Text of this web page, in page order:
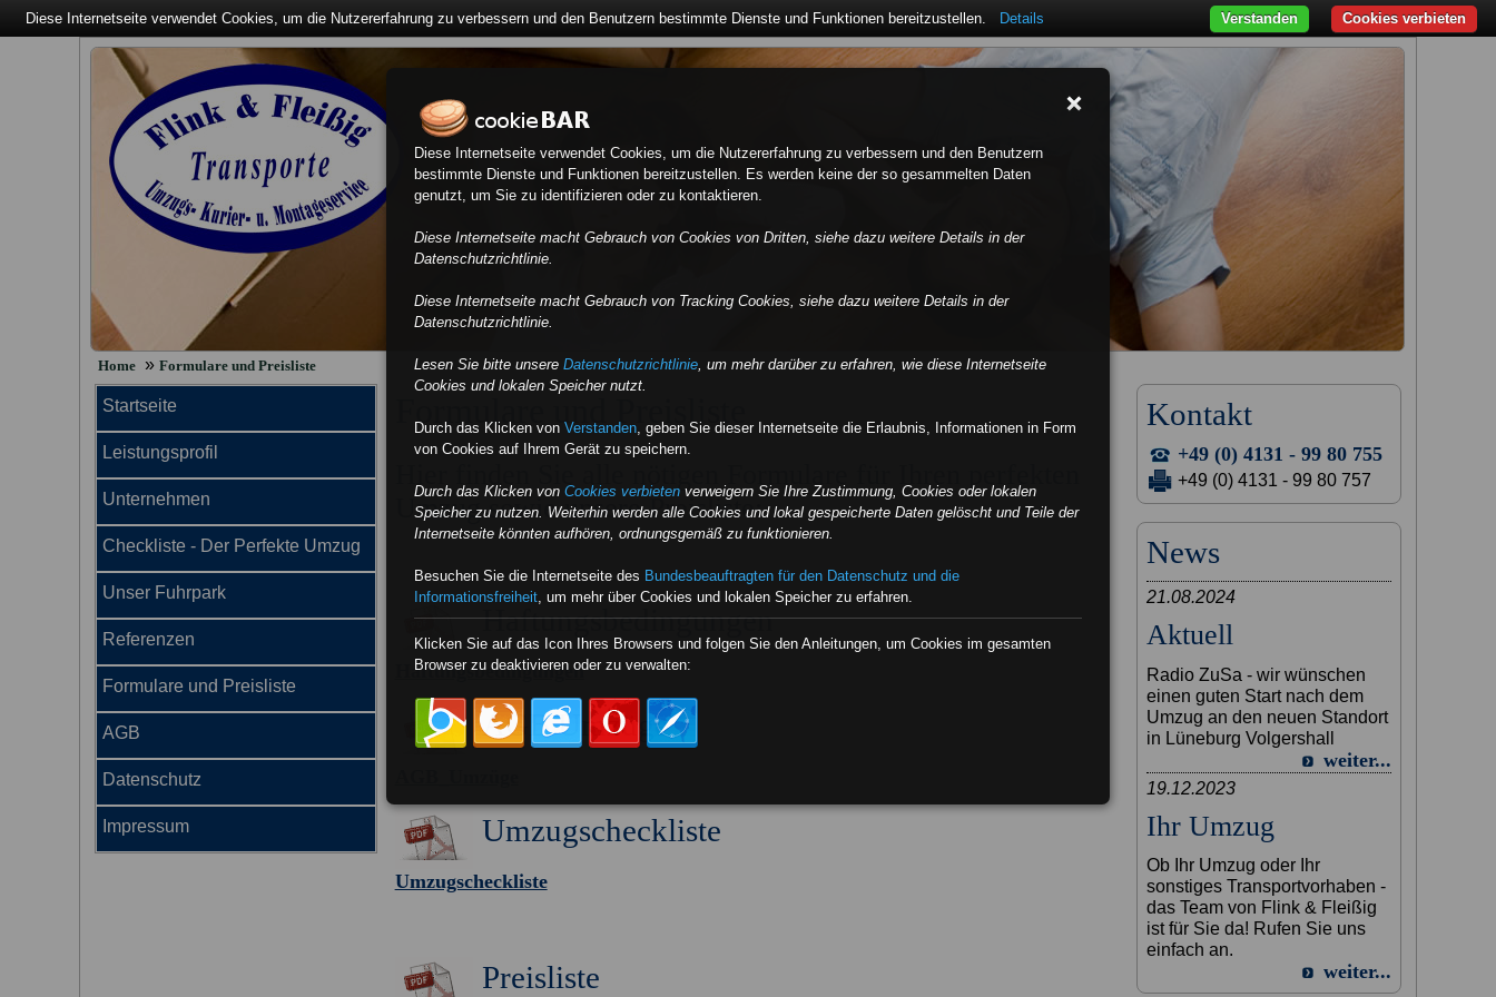
Home » Formulare und Preisliste
Startseite
Leistungsprofil
Unternehmen
Checkliste - Der Perfekte Umzug
Unser Fuhrpark
Referenzen
Formulare und Preisliste
AGB
Datenschutz
Impressum
Umzug sowie unsere Preisliste:
Haftungsbedingungen
Haftungsbedingungen
AGB Umzüge
Umzugscheckliste
Umzugscheckliste
Preisliste
Kontakt
+49 (0) 4131 - 99 80 755
+49 (0) 4131 - 99 80 757
News
21.08.2024
Aktuell
Radio ZuSa - wir wünschen
einen guten Start nach dem
Umzug an den neuen Standort
in Lüneburg Volgershall
weiter...
19.12.2023
Ihr Umzug
Ob Ihr Umzug oder Ihr
sonstiges Transportvorhaben -
das Team von Flink & Fleißig
ist für Sie da! Rufen Sie uns
einfach an.
weiter...
Diese Internetseite verwendet Cookies, um die Nutzererfahrung zu verbessern und den Benutzern
bestimmte Dienste und Funktionen bereitzustellen. Es werden keine der so gesammelten Daten
genutzt, um Sie zu identifizieren oder zu kontaktieren.
Diese Internetseite macht Gebrauch von Cookies von Dritten, siehe dazu weitere Details in der
Datenschutzrichtlinie.
Diese Internetseite macht Gebrauch von Tracking Cookies, siehe dazu weitere Details in der
Datenschutzrichtlinie.
Lesen Sie bitte unsere Datenschutzrichtlinie, um mehr darüber zu erfahren, wie diese Internetseite
Cookies und lokalen Speicher nutzt.
Durch das Klicken von Verstanden, geben Sie dieser Internetseite die Erlaubnis, Informationen in Form
von Cookies auf Ihrem Gerät zu speichern.
Durch das Klicken von Cookies verbieten verweigern Sie Ihre Zustimmung, Cookies oder lokalen
Speicher zu nutzen. Weiterhin werden alle Cookies und lokal gespeicherte Daten gelöscht und Teile der
Internetseite könnten aufhören, ordnungsgemäß zu funktionieren.
Besuchen Sie die Internetseite des Bundesbeauftragten für den Datenschutz und die
Informationsfreiheit, um mehr über Cookies und lokalen Speicher zu erfahren.
Klicken Sie auf das Icon Ihres Browsers und folgen Sie den Anleitungen, um Cookies im gesamten
Browser zu deaktivieren oder zu verwalten:
Diese Internetseite verwendet Cookies, um die Nutzererfahrung zu verbessern und den Benutzern bestimmte Dienste und Funktionen bereitzustellen. Details Cookies verbieten
Verstanden